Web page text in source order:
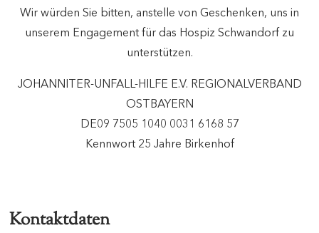
Wir würden Sie bitten, anstelle von Geschenken, uns in
unserem Engagement für das Hospiz Schwandorf zu
unterstützen.
JOHANNITER-UNFALL-HILFE E.V. REGIONALVERBAND
OSTBAYERN
DE09 7505 1040 0031 6168 57
Kennwort 25 Jahre Birkenhof
Kontaktdaten